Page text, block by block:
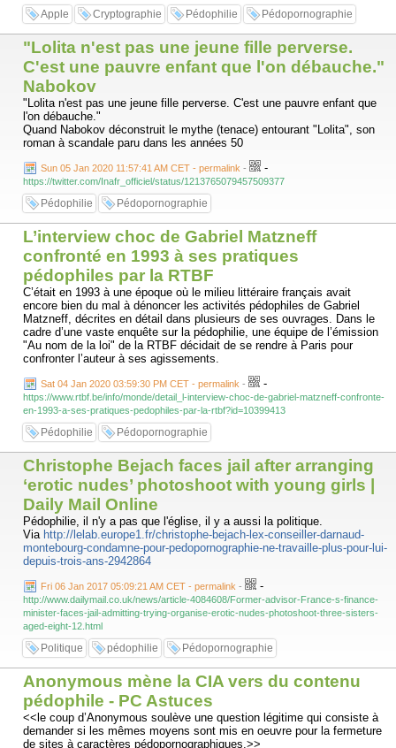
Apple Cryptographie Pédophilie Pédopornographie
"Lolita n'est pas une jeune fille perverse.
C'est une pauvre enfant que l'on débauche."
Nabokov
"Lolita n'est pas une jeune fille perverse. C'est une pauvre enfant que
l'on débauche."
Quand Nabokov déconstruit le mythe (tenace) entourant "Lolita", son
roman à scandale paru dans les années 50
Sun 05 Jan 2020 11:57:41 AM CET - permalink - -
https://twitter.com/Inafr_officiel/status/1213765079457509377
Pédophilie Pédopornographie
L’interview choc de Gabriel Matzneff
confronté en 1993 à ses pratiques
pédophiles par la RTBF
C’était en 1993 à une époque où le milieu littéraire français avait
encore bien du mal à dénoncer les activités pédophiles de Gabriel
Matzneff, décrites en détail dans plusieurs de ses ouvrages. Dans le
cadre d’une vaste enquête sur la pédophilie, une équipe de l’émission
"Au nom de la loi" de la RTBF décidait de se rendre à Paris pour
confronter l’auteur à ses agissements.
Sat 04 Jan 2020 03:59:30 PM CET - permalink - -
https://www.rtbf.be/info/monde/detail_l-interview-choc-de-gabriel-matzneff-confronte-
en-1993-a-ses-pratiques-pedophiles-par-la-rtbf?id=10399413
Pédophilie Pédopornographie
Christophe Bejach faces jail after arranging
‘erotic nudes’ photoshoot with young girls |
Daily Mail Online
Pédophilie, il n'y a pas que l'église, il y a aussi la politique.
Via http://lelab.europe1.fr/christophe-bejach-lex-conseiller-darnaud-
montebourg-condamne-pour-pedopornographie-ne-travaille-plus-pour-lui-
depuis-trois-ans-2942864
Fri 06 Jan 2017 05:09:21 AM CET - permalink - -
http://www.dailymail.co.uk/news/article-4084608/Former-advisor-France-s-finance-
minister-faces-jail-admitting-trying-organise-erotic-nudes-photoshoot-three-sisters-
aged-eight-12.html
Politique pédophilie Pédopornographie
Anonymous mène la CIA vers du contenu
pédophile - PC Astuces
<<le coup d’Anonymous soulève une question légitime qui consiste à
demander si les mêmes moyens sont mis en oeuvre pour la fermeture
de sites à caractères pédopornographiques.>>